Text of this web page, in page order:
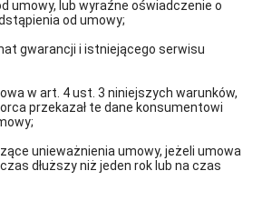
umowy, lub wyraźne oświadczenie o
od umowy;
gwarancji i istniejącego serwisu
w art. 4 ust. 3 niniejszych warunków,
przekazał te dane konsumentowi
unieważnienia umowy, jeżeli umowa
dłuższy niż jeden rok lub na czas